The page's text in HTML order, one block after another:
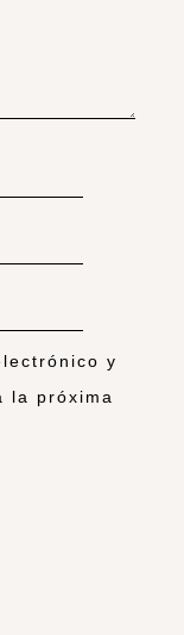
y
la próxima